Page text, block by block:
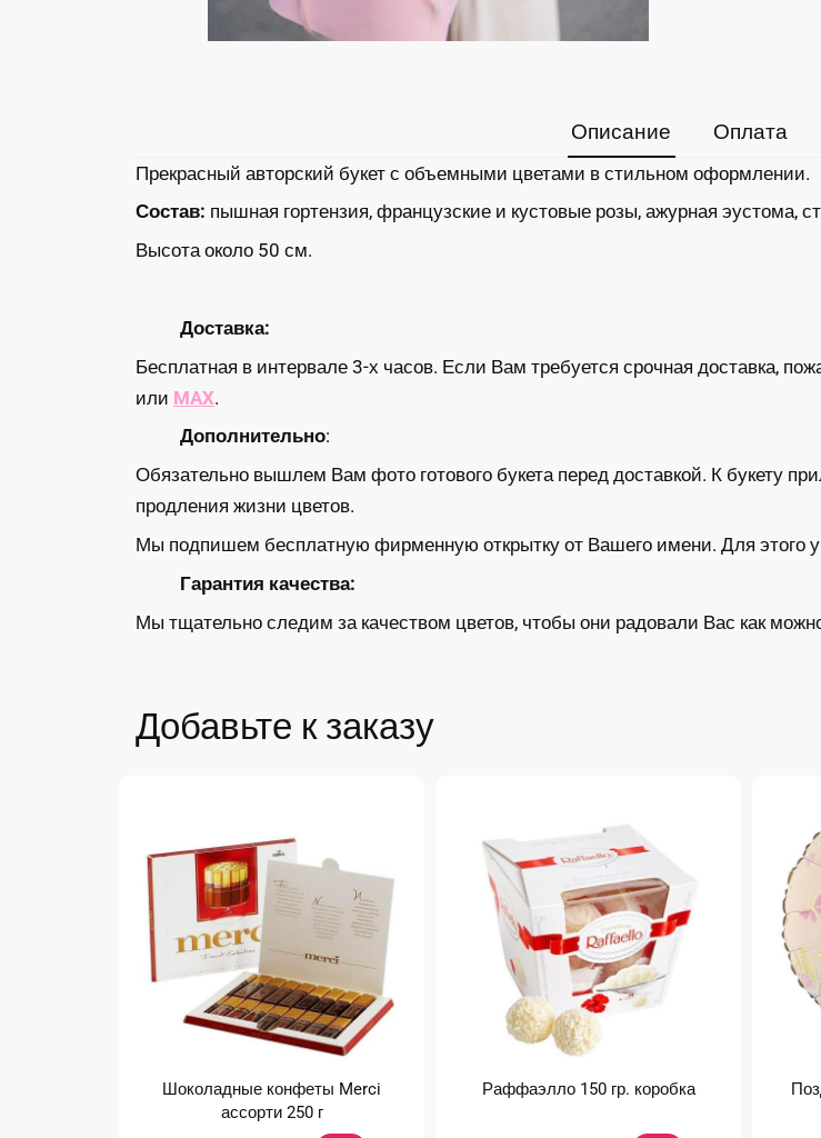
Описание Оплата
Прекрасный авторский букет с объемными цветами в стильном оформлении.
Состав: пышная гортензия, французские и кустовые розы, ажурная эустома,
Высота около 50 см.
Доставка:
Бесплатная в интервале 3-х часов. Если Вам требуется срочная доставка,
или MAX.
Дополнительно:
Обязательно вышлем Вам фото готового букета перед доставкой. К букету
продления жизни цветов.
Мы подпишем бесплатную фирменную открытку от Вашего имени. Для этого
Гарантия качества:
Мы тщательно следим за качеством цветов, чтобы они радовали Вас как
Добавьте к заказу
Шоколадные конфеты Merci
ассорти 250 г
Раффаэлло 150 гр. коробка